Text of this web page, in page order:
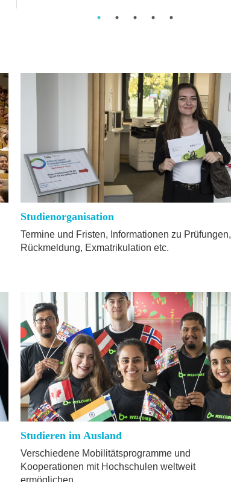
Studienorganisation
Termine und Fristen, Informationen zu Prüfungen,
Rückmeldung, Exmatrikulation etc.
Studieren im Ausland
Verschiedene Mobilitätsprogramme und
Kooperationen mit Hochschulen weltweit
ermöglichen.